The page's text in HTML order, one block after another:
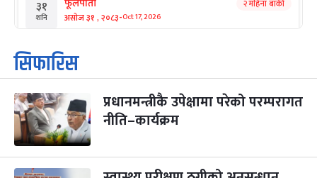
३१
शनि
फूलपाती
असोज ३१ , २०८३-Oct 17, 2026
२ महिना बाँकी
१
आइत
कार्तिक सङ्क्रान्ति
कार्तिक १, २०८३
३
मंगल
महानवमी
कार्तिक ३, २०८३-Oct 20, 2026
२ महिना बाँकी
४
बुध कार्तिक ४, २०८३ Oct 21, 2026
सिफारिस
प्रधानमन्त्रीकै उपेक्षामा परेको परम्परागत
नीति–कार्यक्रम